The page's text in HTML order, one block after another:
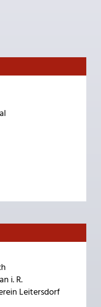
i. R.
Leitersdorf